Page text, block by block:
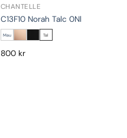
CHANTELLE
C13F10 Norah Talc 0Nl
Mau Tal
800 kr